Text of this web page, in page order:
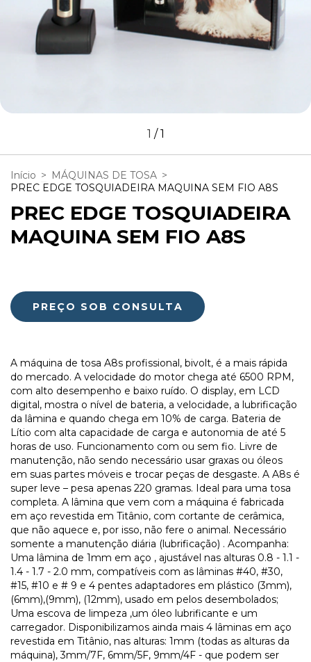
1 /1
Início > MÁQUINAS DE TOSA >
PREC EDGE TOSQUIADEIRA MAQUINA SEM FIO A8S
PREC EDGE TOSQUIADEIRA
MAQUINA SEM FIO A8S
A máquina de tosa A8s profissional, bivolt, é a mais rápida
do mercado. A velocidade do motor chega até 6500 RPM,
com alto desempenho e baixo ruído. O display, em LCD
digital, mostra o nível de bateria, a velocidade, a lubrificação
da lâmina e quando chega em 10% de carga. Bateria de
Lítio com alta capacidade de carga e autonomia de até 5
horas de uso. Funcionamento com ou sem fio. Livre de
manutenção, não sendo necessário usar graxas ou óleos
em suas partes móveis e trocar peças de desgaste. A A8s é
super leve – pesa apenas 220 gramas. Ideal para uma tosa
completa. A lâmina que vem com a máquina é fabricada
em aço revestida em Titânio, com cortante de cerâmica,
que não aquece e, por isso, não fere o animal. Necessário
somente a manutenção diária (lubrificação) . Acompanha:
Uma lâmina de 1mm em aço , ajustável nas alturas 0.8 - 1.1 -
1.4 - 1.7 - 2.0 mm, compatíveis com as lâminas #40, #30,
#15, #10 e # 9 e 4 pentes adaptadores em plástico (3mm),
(6mm),(9mm), (12mm), usado em pelos desembolados;
Uma escova de limpeza ,um óleo lubrificante e um
carregador. Disponibilizamos ainda mais 4 lâminas em aço
revestida em Titânio, nas alturas: 1mm (todas as alturas da
máquina), 3mm/7F, 6mm/5F, 9mm/4F - que podem ser